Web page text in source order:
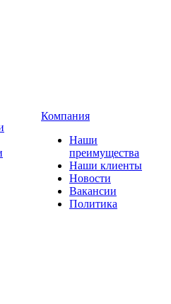
Компания
Наши
преимущества
Наши клиенты
Новости
Вакансии
Политика